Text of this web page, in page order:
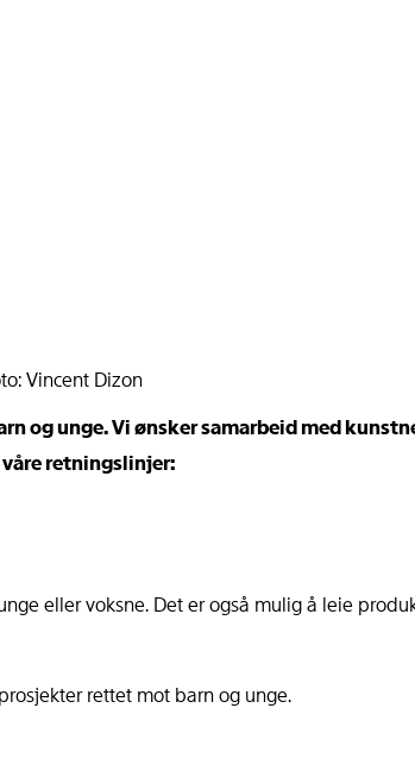
og unge. Vi ønsker samarbeid med
retningslinjer:
eller voksne. Det er også mulig å leie
rettet mot barn og unge.